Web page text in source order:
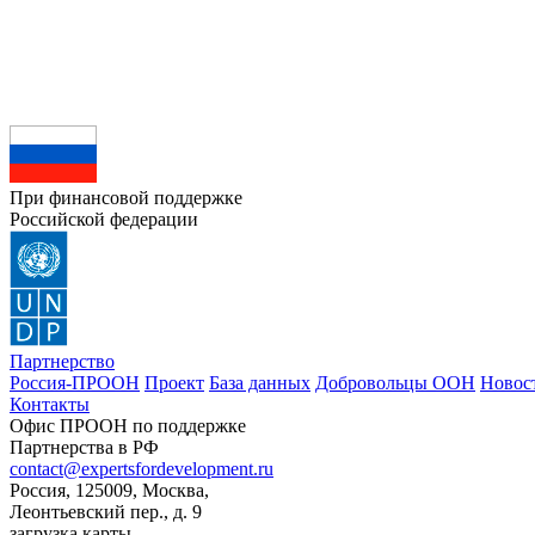
При финансовой поддержке
Российской федерации
Партнерство
Россия-ПРООН Проект База данных Добровольцы ООН
Контакты
Офис ПРООН по поддержке
Партнерства в РФ
contact@expertsfordevelopment.ru
Россия, 125009, Москва,
Леонтьевский пер., д. 9